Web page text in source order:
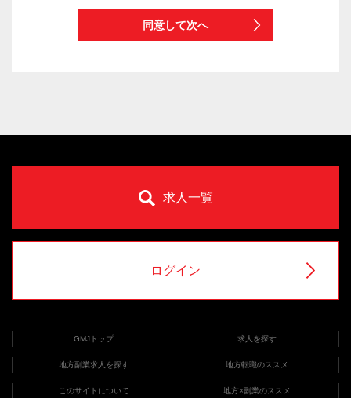
同意して次へ
求人一覧
ログイン
GMJトップ 求人を探す
地方副業求人を探す 地方転職のススメ
このサイトについて 地方×副業のススメ